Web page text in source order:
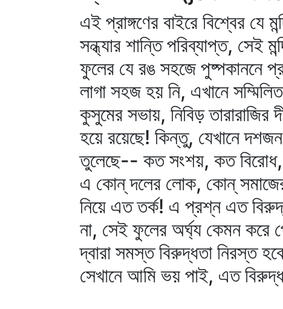
এই প্রাঙ্গণের বাইরে বিশ্বের যে
সন্ধ্যার শান্তি পরিব্যাপ্ত, সেই
ফুলের যে রঙ সহজে পুষ্পকাননে
লাগা সহজ হয় নি, এখানে
কুসুমের সভায়, নিবিড় তারারাজির
হয়ে রয়েছে! কিন্তু, যেখানে
তুলেছে-- কত সংশয়, কত
এ কোন্‌ দলের লোক, কোন্‌
নিয়ে এত তর্ক! এ প্রশ্ন এত
না, সেই ফুলের অর্ঘ্য কেমন করে
দ্বারা সমস্ত বিরুদ্ধতা নিরস্ত
সেখানে আমি ভয় পাই, এত